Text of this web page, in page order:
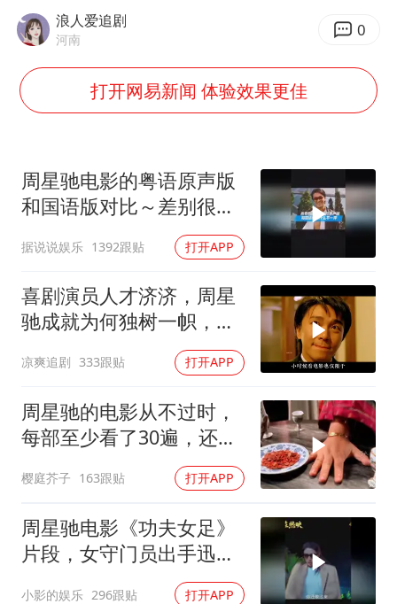
泰国：高度重视中国游客旅游体验
《龙餐馆》 冲奖
笔试第一被劝弃考涉事副校长被撤职
白海豚5次眼壁置换
构建更高水平的全民健身公共服务体系
浪人爱追剧
河南 0
打开网易新闻 体验效果更佳
周星驰电影的粤语原声版
和国语版对比～差别很
大！讲粤语的星爷才是他
自己！
据说说娱乐 1392跟贴 打开APP
喜剧演员人才济济，周星
驰成就为何独树一帜，他
凉爽追剧 333跟贴 打开APP
周星驰的电影从不过时，
每部至少看了30遍，还是
樱庭芥子 163跟贴 打开APP
周星驰电影《功夫女足》
片段，女守门员出手迅
猛，一次比一次搞笑
小影的娱乐 296跟贴 打开APP